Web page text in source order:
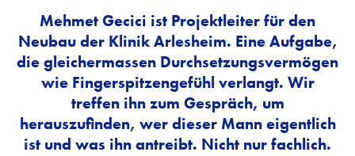
Mehmet Gecici ist Projektleiter für den
Neubau der Klinik Arlesheim. Eine Aufgabe,
die gleichermassen Durchsetzungsvermögen
wie Fingerspitzengefühl verlangt. Wir
treffen ihn zum Gespräch, um
herauszufinden, wer dieser Mann eigentlich
ist und was ihn antreibt. Nicht nur fachlich.